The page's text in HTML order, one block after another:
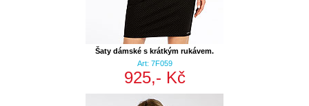
Šaty dámské s krátkým rukávem.
Art: 7F059
925,- Kč